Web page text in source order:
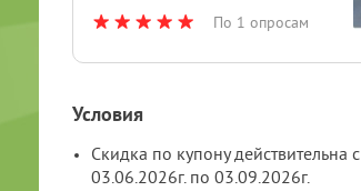
По 1 опросам
Условия
Скидка по купону действительна с
03.06.2026г. по 03.09.2026г.